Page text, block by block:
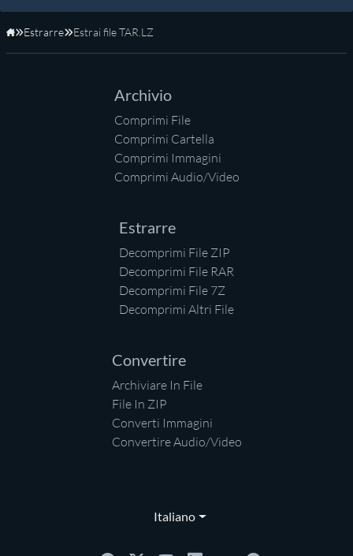
Home
Estrarre Estrai file TAR.LZ
Archivio
Comprimi File
Comprimi Cartella
Comprimi Immagini
Comprimi Audio/Video
Estrarre
Decomprimi File ZIP
Decomprimi File RAR
Decomprimi File 7Z
Decomprimi Altri File
Convertire
Archiviare In File
File In ZIP
Converti Immagini
Convertire Audio/Video
Italiano